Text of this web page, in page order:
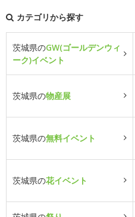
カテゴリから探す
茨城県のGW(ゴールデンウィ
ーク)イベント
茨城県の物産展
茨城県の無料イベント
茨城県の花イベント